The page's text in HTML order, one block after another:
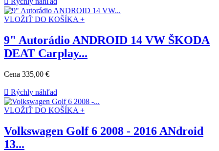
VLOŽIŤ DO KOŠÍKA +
9" Autorádio ANDROID 14 VW ŠKODA
DEAT Carplay...
Cena 335,00 €
 Rýchly náhľad
VLOŽIŤ DO KOŠÍKA +
Volkswagen Golf 6 2008 - 2016 ANdroid
13...